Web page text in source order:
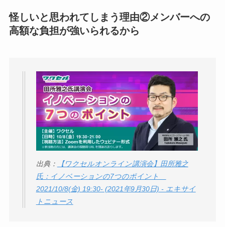
怪しいと思われてしまう理由②メンバーへの
高額な負担が強いられるから
出典：
【ワクセルオンライン講演会】田所雅之
氏：イノベーションの7つのポイント
2021/10/8(金) 19:30- (2021年9月30日) - エキサイ
トニュース